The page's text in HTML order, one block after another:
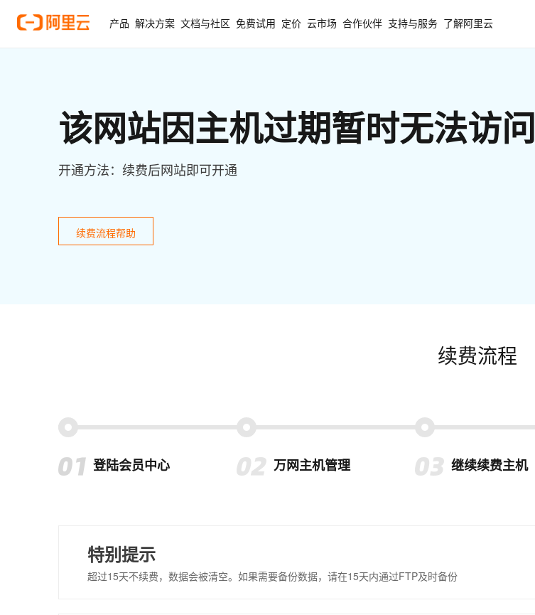
产品 解决方案 文档与社区 免费试用 定价 云市场 合作伙伴 支持与服务 了解阿里云
该网站因主机过期暂时无法访问
开通方法：续费后网站即可开通
续费流程帮助
续费流程
登陆会员中心 万网主机管理 继续续费主机
特别提示
超过15天不续费，数据会被清空。如果需要备份数据，请在15天内通过FTP及时备份